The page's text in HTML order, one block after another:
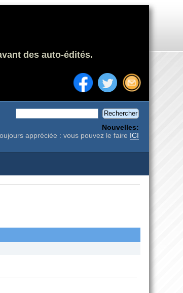
des auto-édités.
Nouvelles:
appréciée : vous pouvez le faire ICI